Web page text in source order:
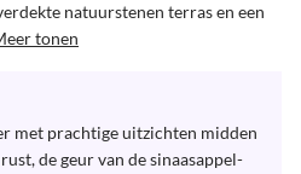
natuurstenen terras en een
tonen
met prachtige uitzichten midden
de geur van de sinaasappel-